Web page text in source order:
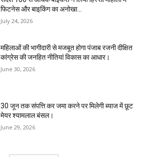
फिटनेस और बाइकिंग का अनोखा...
July 24, 2026
महिलाओं की भागीदारी से मजबूत होगा पंजाब रजनी दीक्षित
कांग्रेस की जनहित नीतियां विकास का आधार।
June 30, 2026
30 जून तक संपत्ति कर जमा करने पर मिलेगी ब्याज में छूट
मेयर श्यामलाल बंसल।
June 29, 2026